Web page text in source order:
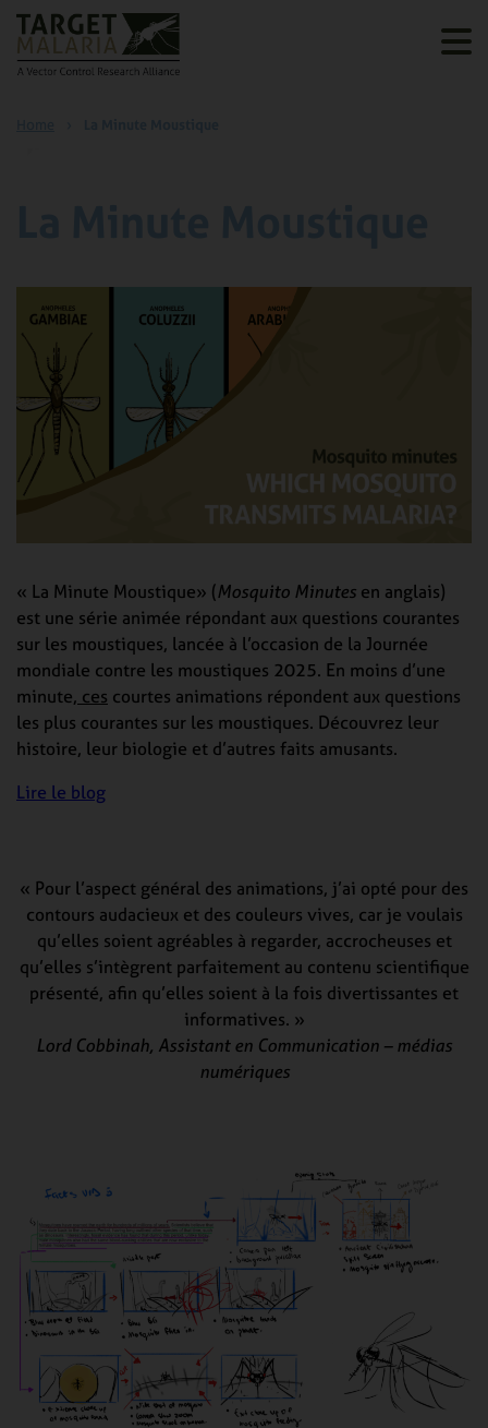
« La Minute Moustique» (Mosquito Minutes en anglais)
est une série animée répondant aux questions courantes
sur les moustiques, lancée à l’occasion de la Journée
mondiale contre les moustiques 2025. En moins d’une
minute, ces courtes animations répondent aux questions
les plus courantes sur les moustiques. Découvrez leur
histoire, leur biologie et d’autres faits amusants.
Lire le blog
« Pour l’aspect général des animations, j’ai opté pour des
contours audacieux et des couleurs vives, car je voulais
qu’elles soient agréables à regarder, accrocheuses et
qu’elles s’intègrent parfaitement au contenu scientifique
présenté, afin qu’elles soient à la fois divertissantes et
informatives. »
Lord Cobbinah, Assistant en Communication – médias
numériques